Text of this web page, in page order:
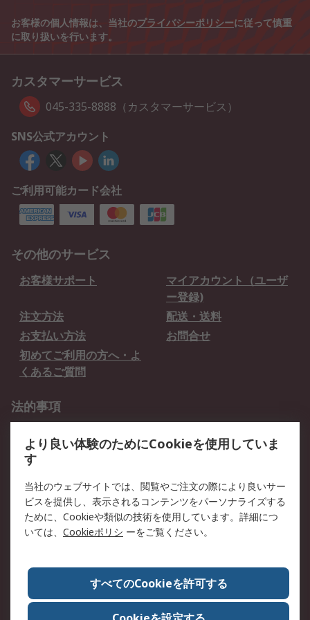
お客様の個人情報は、当社のプライバシーポリシーに従って慎重
に取り扱いを行います。
カスタマーサービス
045-335-8888（カスタマーサービス）
SNS公式アカウント
ご利用可能カード会社
その他のサービス
お客様サポート
マイアカウント（ユーザ
ー登録)
注文方法
配送・送料
お支払い方法
お問合せ
初めてご利用の方へ・よ
くあるご質問
法的事項
クッキーポリシー
RSについて
会社概要
採用情報
プレスリリース＆お知ら
コーポレートサイト
全世界のRS
RSの歴史
ESGへの取り組み（英語）
認証について
より良い体験のためにCookieを使用していま
す
当社のウェブサイトでは、閲覧やご注文の際により良いサー
ビスを提供し、表示されるコンテンツをパーソナライズする
ために、Cookieや類似の技術を使用しています。詳細につ
いては、 Cookieポリシ ーをご覧ください。
すべてのCookieを許可する